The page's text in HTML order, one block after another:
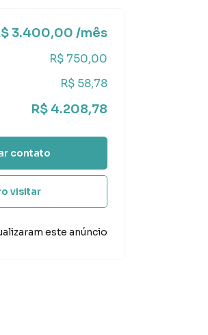
3.400,00 /mês
R$ 750,00
R$ 58,78
R$ 4.208,78
contato
visitar
este anúncio